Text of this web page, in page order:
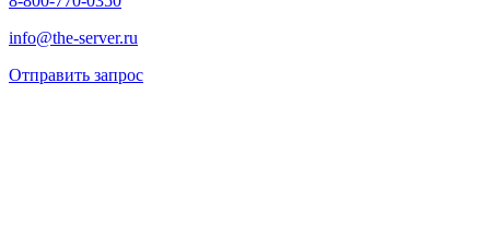
info@the-server.ru
Отправить запрос